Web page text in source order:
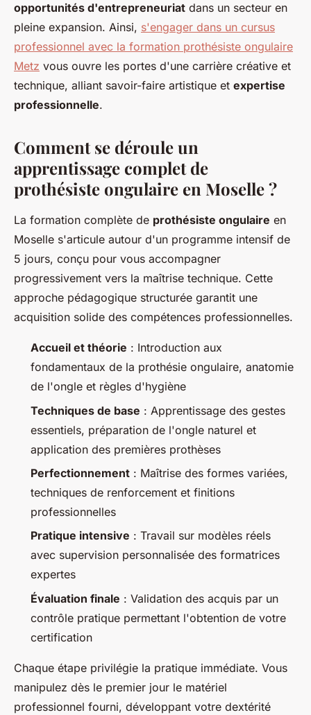
opportunités d'entrepreneuriat dans un secteur en
pleine expansion. Ainsi, s'engager dans un cursus
professionnel avec la formation prothésiste ongulaire
Metz vous ouvre les portes d'une carrière créative et
technique, alliant savoir-faire artistique et expertise
professionnelle.
Comment se déroule un
apprentissage complet de
prothésiste ongulaire en Moselle ?
La formation complète de prothésiste ongulaire en
Moselle s'articule autour d'un programme intensif de
5 jours, conçu pour vous accompagner
progressivement vers la maîtrise technique. Cette
approche pédagogique structurée garantit une
acquisition solide des compétences professionnelles.
Accueil et théorie : Introduction aux
fondamentaux de la prothésie ongulaire, anatomie
de l'ongle et règles d'hygiène
Techniques de base : Apprentissage des gestes
essentiels, préparation de l'ongle naturel et
application des premières prothèses
Perfectionnement : Maîtrise des formes variées,
techniques de renforcement et finitions
professionnelles
Pratique intensive : Travail sur modèles réels
avec supervision personnalisée des formatrices
expertes
Évaluation finale : Validation des acquis par un
contrôle pratique permettant l'obtention de votre
certification
Chaque étape privilégie la pratique immédiate. Vous
manipulez dès le premier jour le matériel
professionnel fourni, développant votre dextérité